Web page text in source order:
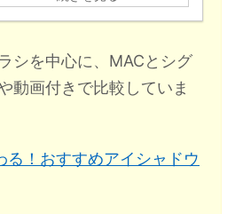
シを中心に、MACとシグ
動画付きで比較していま
る！おすすめアイシャドウ